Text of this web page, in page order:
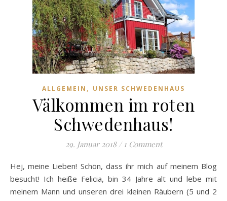
ALLGEMEIN , UNSER SCHWEDENHAUS
Välkommen im roten
Schwedenhaus!
29. Januar 2018 / 1 Comment
Hej, meine Lieben! Schön, dass ihr mich auf meinem Blog
besucht! Ich heiße Felicia, bin 34 Jahre alt und lebe mit
meinem Mann und unseren drei kleinen Räubern (5 und 2